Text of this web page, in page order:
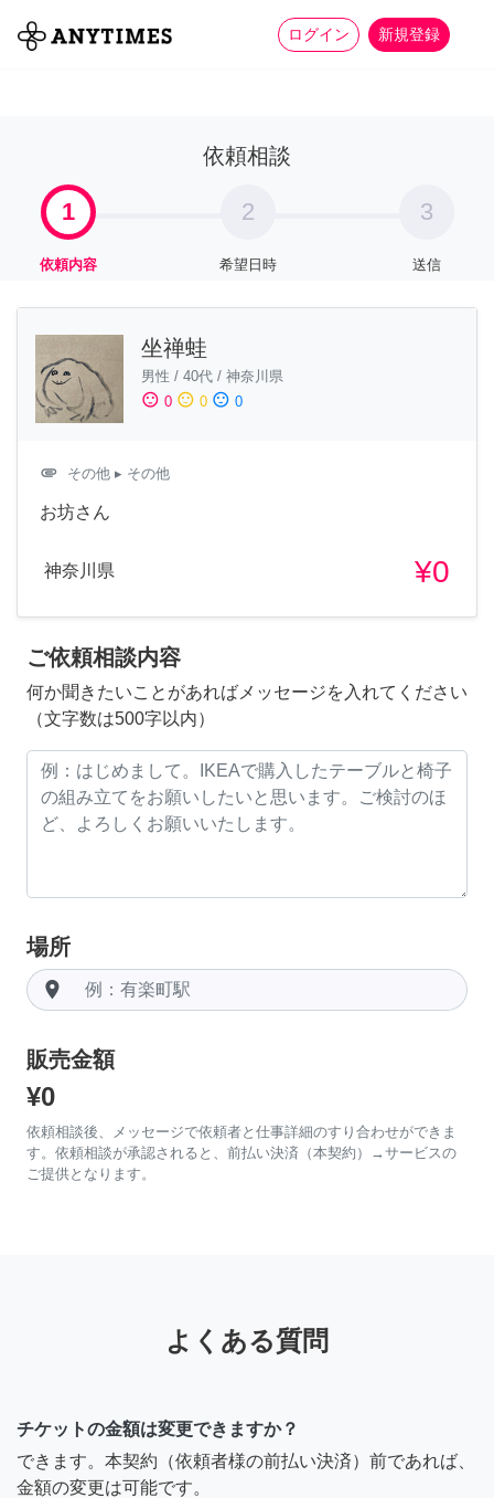
ログイン 新規登録
全て 家事 more_horiz
依頼相談
1
依頼内容
2
希望日時
3
送信
坐禅蛙
男性 / 40代 / 神奈川県
sentiment_satisfied 0 sentiment_neutral 0 sentiment_dissatisfied 0
attachment その他 ▸ その他
お坊さん
神奈川県 ¥0
ご依頼相談内容
何か聞きたいことがあればメッセージを入れてください
（文字数は500字以内）
場所
room
販売金額
¥0
依頼相談後、メッセージで依頼者と仕事詳細のすり合わせができま
す。依頼相談が承認されると、前払い決済（本契約）→サービスの
ご提供となります。
よくある質問
チケットの金額は変更できますか？
できます。本契約（依頼者様の前払い決済）前であれば、
金額の変更は可能です。